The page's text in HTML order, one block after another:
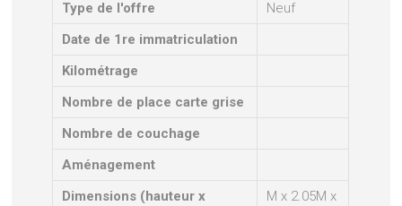
Type de l'offre
Neuf
Date de 1re immatriculation
Kilométrage
Nombre de place carte grise
Nombre de couchage
Aménagement
Dimensions (hauteur x
M x 2.05M x